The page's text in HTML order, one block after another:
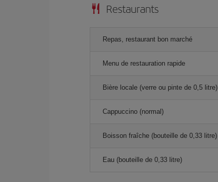
Restaurants
Repas, restaurant bon marché
Menu de restauration rapide
Bière locale (verre ou pinte de 0,5 litre)
Cappuccino (normal)
Boisson fraîche (bouteille de 0,33 litre)
Eau (bouteille de 0,33 litre)